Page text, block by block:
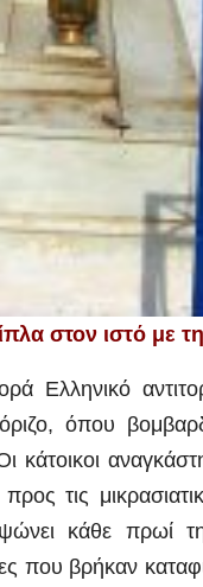
στον ιστό με
Ελληνικό
όπου
κάτοικοι
τις
κάθε πρωί
που βρήκαν